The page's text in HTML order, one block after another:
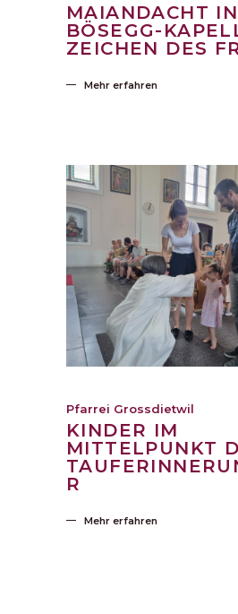
MAIANDACHT
BÖSEGG-
ZEICHEN DES
Mehr erfahren
Pfarrei Grossdietwil
KINDER IM
MITTELPUNKT
R
Mehr erfahren